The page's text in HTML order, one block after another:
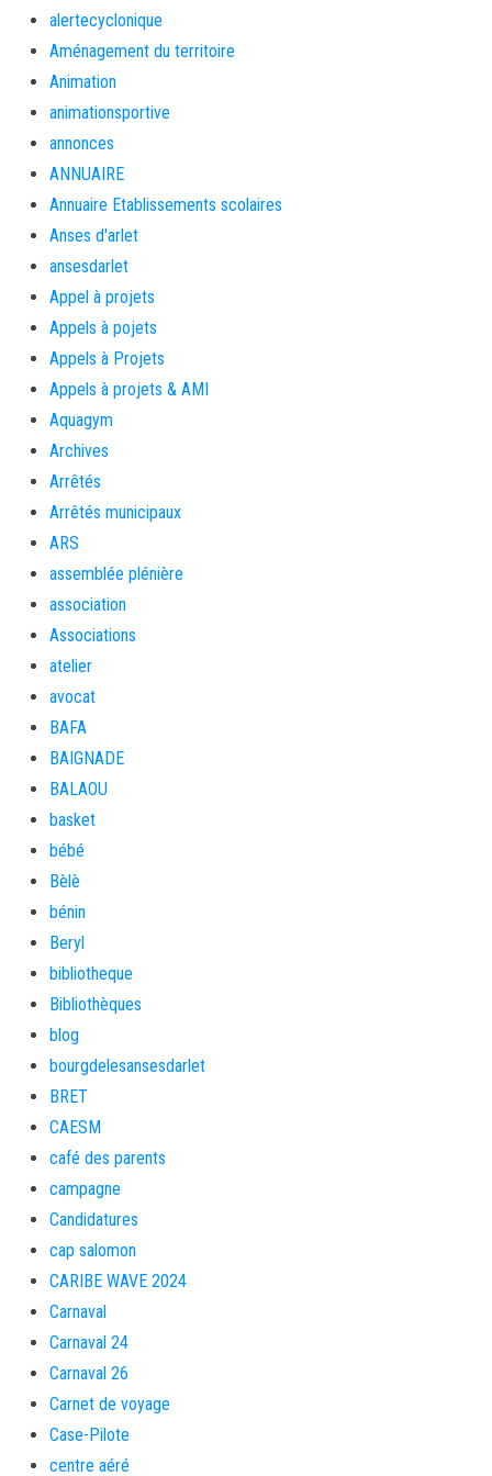
alertecyclonique
Aménagement du territoire
Animation
animationsportive
annonces
ANNUAIRE
Annuaire Etablissements scolaires
Anses d'arlet
ansesdarlet
Appel à projets
Appels à pojets
Appels à Projets
Appels à projets & AMI
Aquagym
Archives
Arrêtés
Arrêtés municipaux
ARS
assemblée plénière
association
Associations
atelier
avocat
BAFA
BAIGNADE
BALAOU
basket
bébé
Bèlè
bénin
Beryl
bibliotheque
Bibliothèques
blog
bourgdelesansesdarlet
BRET
CAESM
café des parents
campagne
Candidatures
cap salomon
CARIBE WAVE 2024
Carnaval
Carnaval 24
Carnaval 26
Carnet de voyage
Case-Pilote
centre aéré